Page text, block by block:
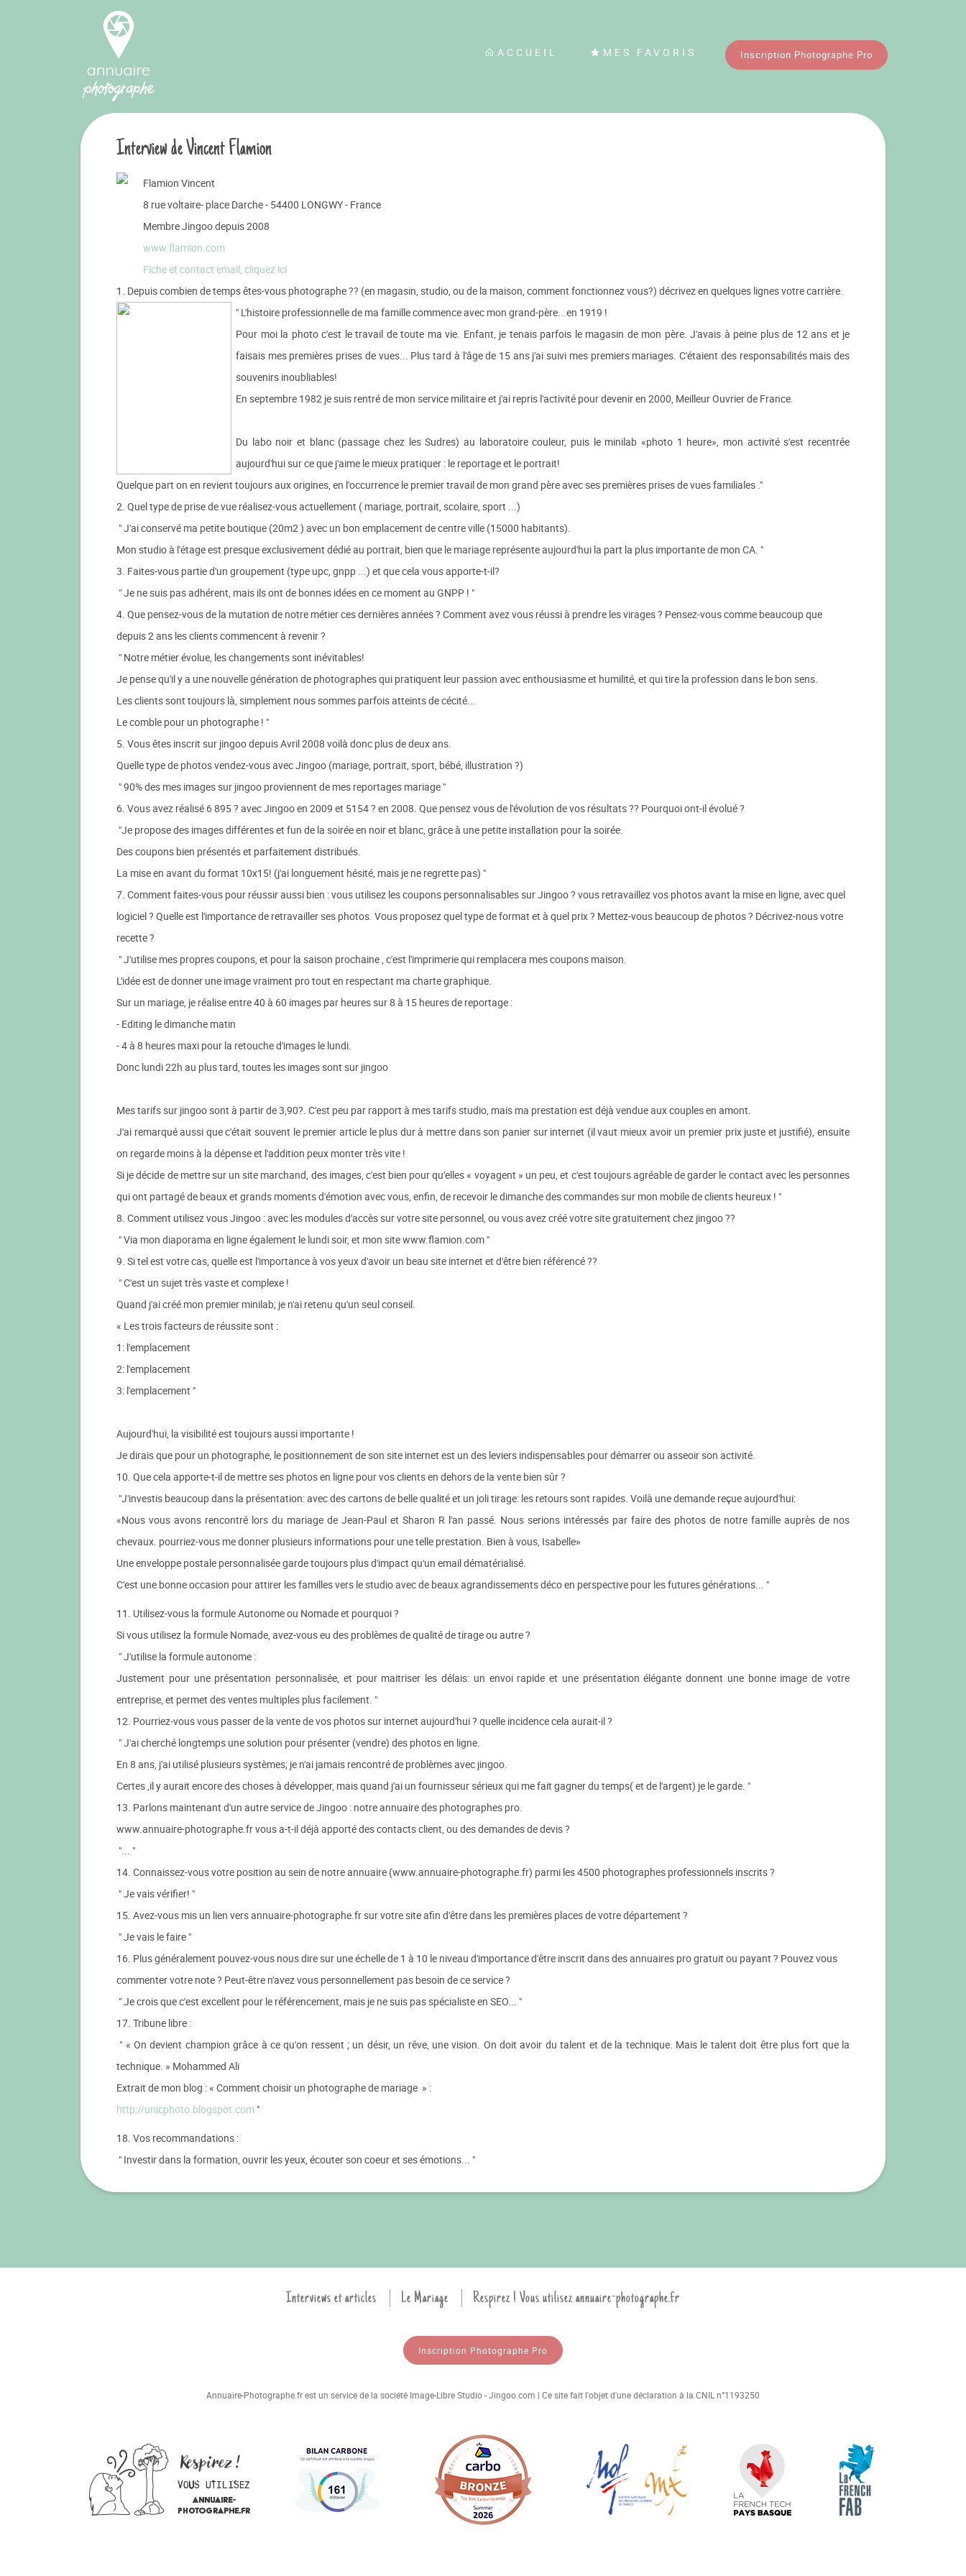
ACCUEIL MES FAVORIS Inscription Photographe Pro
Interview de Vincent Flamion
Flamion Vincent
8 rue voltaire- place Darche - 54400 LONGWY - France
Membre Jingoo depuis 2008
www.flamion.com
Fiche et contact email, cliquez ici
1. Depuis combien de temps êtes-vous photographe ?? (en magasin, studio, ou de la maison, comment fonctionnez vous?) décrivez en quelques lignes votre carrière.
" L'histoire professionnelle de ma famille commence avec mon grand-père...en 1919 !
Pour moi la photo c'est le travail de toute ma vie. Enfant, je tenais parfois le magasin de mon père. J'avais à peine plus de 12 ans et je
faisais mes premières prises de vues... Plus tard à l'âge de 15 ans j'ai suivi mes premiers mariages. C'étaient des responsabilités mais des
souvenirs inoubliables!
En septembre 1982 je suis rentré de mon service militaire et j'ai repris l'activité pour devenir en 2000, Meilleur Ouvrier de France.
Du labo noir et blanc (passage chez les Sudres) au laboratoire couleur, puis le minilab «photo 1 heure», mon activité s'est recentrée
aujourd'hui sur ce que j'aime le mieux pratiquer : le reportage et le portrait!
Quelque part on en revient toujours aux origines, en l'occurrence le premier travail de mon grand père avec ses premières prises de vues familiales ."
2. Quel type de prise de vue réalisez-vous actuellement ( mariage, portrait, scolaire, sport ...)
" J'ai conservé ma petite boutique (20m2 ) avec un bon emplacement de centre ville (15000 habitants).
Mon studio à l'étage est presque exclusivement dédié au portrait, bien que le mariage représente aujourd'hui la part la plus importante de mon CA. "
3. Faites-vous partie d'un groupement (type upc, gnpp ...) et que cela vous apporte-t-il?
" Je ne suis pas adhérent, mais ils ont de bonnes idées en ce moment au GNPP ! "
4. Que pensez-vous de la mutation de notre métier ces dernières années ? Comment avez vous réussi à prendre les virages ? Pensez-vous comme beaucoup que
depuis 2 ans les clients commencent à revenir ?
" Notre métier évolue, les changements sont inévitables!
Je pense qu'il y a une nouvelle génération de photographes qui pratiquent leur passion avec enthousiasme et humilité, et qui tire la profession dans le bon sens.
Les clients sont toujours là, simplement nous sommes parfois atteints de cécité...
Le comble pour un photographe ! "
5. Vous êtes inscrit sur jingoo depuis Avril 2008 voilà donc plus de deux ans.
Quelle type de photos vendez-vous avec Jingoo (mariage, portrait, sport, bébé, illustration ?)
" 90% des mes images sur jingoo proviennent de mes reportages mariage "
6. Vous avez réalisé 6 895 ? avec Jingoo en 2009 et 5154 ? en 2008. Que pensez vous de l'évolution de vos résultats ?? Pourquoi ont-il évolué ?
"Je propose des images différentes et fun de la soirée en noir et blanc, grâce à une petite installation pour la soirée.
Des coupons bien présentés et parfaitement distribués.
La mise en avant du format 10x15! (j'ai longuement hésité, mais je ne regrette pas) "
7. Comment faites-vous pour réussir aussi bien : vous utilisez les coupons personnalisables sur Jingoo ? vous retravaillez vos photos avant la mise en ligne, avec quel
logiciel ? Quelle est l'importance de retravailler ses photos. Vous proposez quel type de format et à quel prix ? Mettez-vous beaucoup de photos ? Décrivez-nous votre
recette ?
" J'utilise mes propres coupons, et pour la saison prochaine , c'est l'imprimerie qui remplacera mes coupons maison.
L'idée est de donner une image vraiment pro tout en respectant ma charte graphique.
Sur un mariage, je réalise entre 40 à 60 images par heures sur 8 à 15 heures de reportage :
- Editing le dimanche matin
- 4 à 8 heures maxi pour la retouche d'images le lundi.
Donc lundi 22h au plus tard, toutes les images sont sur jingoo
Mes tarifs sur jingoo sont à partir de 3,90?. C'est peu par rapport à mes tarifs studio, mais ma prestation est déjà vendue aux couples en amont.
J'ai remarqué aussi que c'était souvent le premier article le plus dur à mettre dans son panier sur internet (il vaut mieux avoir un premier prix juste et justifié), ensuite
on regarde moins à la dépense et l'addition peux monter très vite !
Si je décide de mettre sur un site marchand, des images, c'est bien pour qu'elles « voyagent » un peu, et c'est toujours agréable de garder le contact avec les personnes
qui ont partagé de beaux et grands moments d'émotion avec vous, enfin, de recevoir le dimanche des commandes sur mon mobile de clients heureux ! "
8. Comment utilisez vous Jingoo : avec les modules d'accès sur votre site personnel, ou vous avez créé votre site gratuitement chez jingoo ??
" Via mon diaporama en ligne également le lundi soir, et mon site www.flamion.com "
9. Si tel est votre cas, quelle est l'importance à vos yeux d'avoir un beau site internet et d'être bien référencé ??
" C'est un sujet très vaste et complexe !
Quand j'ai créé mon premier minilab; je n'ai retenu qu'un seul conseil.
« Les trois facteurs de réussite sont :
1: l'emplacement
2: l'emplacement
3: l'emplacement "
Aujourd'hui, la visibilité est toujours aussi importante !
Je dirais que pour un photographe, le positionnement de son site internet est un des leviers indispensables pour démarrer ou asseoir son activité.
10. Que cela apporte-t-il de mettre ses photos en ligne pour vos clients en dehors de la vente bien sûr ?
"J'investis beaucoup dans la présentation: avec des cartons de belle qualité et un joli tirage: les retours sont rapides. Voilà une demande reçue aujourd'hui:
«Nous vous avons rencontré lors du mariage de Jean-Paul et Sharon R l'an passé. Nous serions intéressés par faire des photos de notre famille auprès de nos
chevaux. pourriez-vous me donner plusieurs informations pour une telle prestation. Bien à vous, Isabelle»
Une enveloppe postale personnalisée garde toujours plus d'impact qu'un email dématérialisé.
C'est une bonne occasion pour attirer les familles vers le studio avec de beaux agrandissements déco en perspective pour les futures générations... "
11. Utilisez-vous la formule Autonome ou Nomade et pourquoi ?
Si vous utilisez la formule Nomade, avez-vous eu des problèmes de qualité de tirage ou autre ?
" J'utilise la formule autonome :
Justement pour une présentation personnalisée, et pour maitriser les délais: un envoi rapide et une présentation élégante donnent une bonne image de votre
entreprise, et permet des ventes multiples plus facilement. "
12. Pourriez-vous vous passer de la vente de vos photos sur internet aujourd'hui ? quelle incidence cela aurait-il ?
" J'ai cherché longtemps une solution pour présenter (vendre) des photos en ligne.
En 8 ans, j'ai utilisé plusieurs systèmes; je n'ai jamais rencontré de problèmes avec jingoo.
Certes ,il y aurait encore des choses à développer, mais quand j'ai un fournisseur sérieux qui me fait gagner du temps( et de l'argent) je le garde. "
13. Parlons maintenant d'un autre service de Jingoo : notre annuaire des photographes pro.
www.annuaire-photographe.fr vous a-t-il déjà apporté des contacts client, ou des demandes de devis ?
"... "
14. Connaissez-vous votre position au sein de notre annuaire (www.annuaire-photographe.fr) parmi les 4500 photographes professionnels inscrits ?
" Je vais vérifier! "
15. Avez-vous mis un lien vers annuaire-photographe.fr sur votre site afin d'être dans les premières places de votre département ?
" Je vais le faire "
16. Plus généralement pouvez-vous nous dire sur une échelle de 1 à 10 le niveau d'importance d'être inscrit dans des annuaires pro gratuit ou payant ? Pouvez vous
commenter votre note ? Peut-être n'avez vous personnellement pas besoin de ce service ?
" Je crois que c'est excellent pour le référencement, mais je ne suis pas spécialiste en SEO... "
17. Tribune libre :
" « On devient champion grâce à ce qu'on ressent ; un désir, un rêve, une vision. On doit avoir du talent et de la technique. Mais le talent doit être plus fort que la
technique. » Mohammed Ali
Extrait de mon blog : « Comment choisir un photographe de mariage » :
http://unicphoto.blogspot.com "
18. Vos recommandations :
" Investir dans la formation, ouvrir les yeux, écouter son coeur et ses émotions... "
Interviews et articles Le Mariage Respirez ! Vous utilisez annuaire-photographe.fr
Inscription Photographe Pro
Annuaire-Photographe.fr est un service de la société Image-Libre Studio - Jingoo.com | Ce site fait l'objet d'une déclaration à la CNIL n°1193250